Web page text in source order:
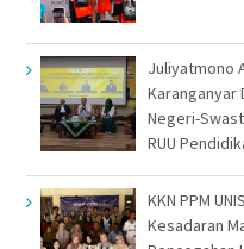
Juliyatmono
Karanganyar
Negeri-
RUU
KKN PPM
Kesadaran